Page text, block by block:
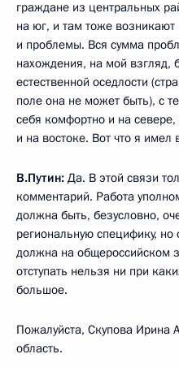
граждане из центральных
на юг, и там тоже возникают
и проблемы. Вся сумма
нахождения, на мой взгляд,
естественной оседлости
поле она не может быть), с
себя комфортно и на
и на востоке. Вот что я имел
В.Путин: Да. В этой связи
комментарий. Работа
должна быть, безусловно,
региональную специфику, но
должна на общероссийском
отступать нельзя ни при
большое.
Пожалуйста, Скупова Ирина
область.